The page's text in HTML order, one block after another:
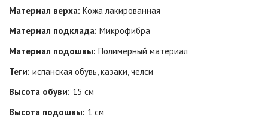
Материал верха: Кожа лакированная
Материал подклада: Микрофибра
Материал подошвы: Полимерный материал
Теги: испанская обувь, казаки, челси
Высота обуви: 15 см
Высота подошвы: 1 см